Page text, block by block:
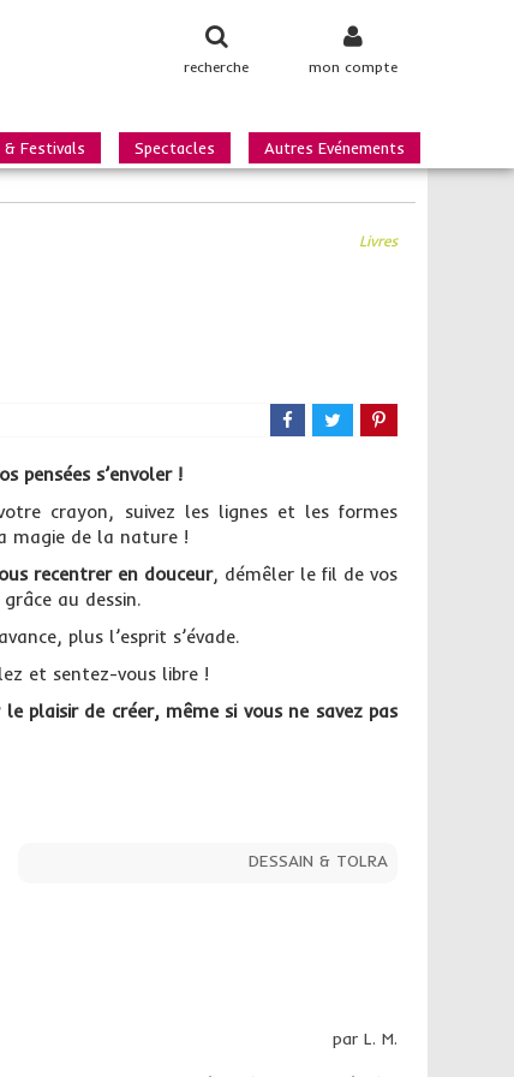
mon compte
recherche
& Festivals Spectacles Autres Evénements
Livres
pensées s’envoler !
crayon, suivez les lignes et les formes
magie de la nature !
recentrer en douceur, démêler le fil de vos
au dessin.
plus l’esprit s’évade.
et sentez-vous libre !
plaisir de créer, même si vous ne savez pas
DESSAIN & TOLRA
par L. M.